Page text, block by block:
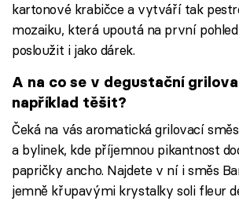
kartonové krabičce a vytváří tak
mozaiku, která upoutá na první
posloužit i jako dárek.
A na co se v degustační
například těšit?
Čeká na vás aromatická grilovací
a bylinek, kde příjemnou pikantnost
papričky ancho. Najdete v ní i směs
jemně křupavými krystalky soli fleur